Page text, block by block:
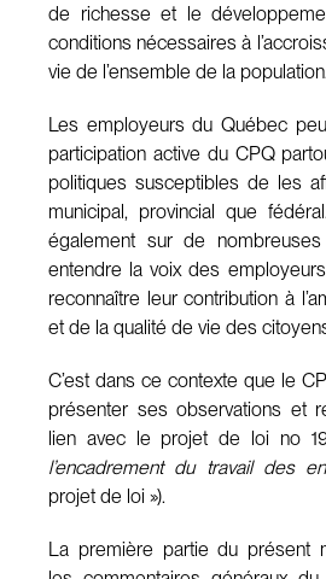
de richesse et le
conditions nécessaires à
vie de l’ensemble de la
Les employeurs du Québec
participation active du CPQ
politiques susceptibles de les
municipal, provincial que
également sur de
entendre la voix des
reconnaître leur contribution à
et de la qualité de vie des
C’est dans ce contexte que le
présenter ses observations et
lien avec le projet de loi no
l’encadrement du travail des
projet de loi »).
La première partie du présent